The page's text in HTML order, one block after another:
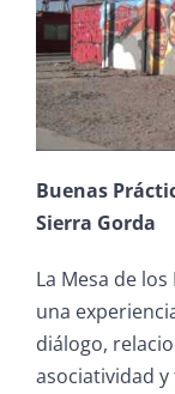
Buenas
Sierra Gorda
La Mesa de
una
diálogo,
asociatividad